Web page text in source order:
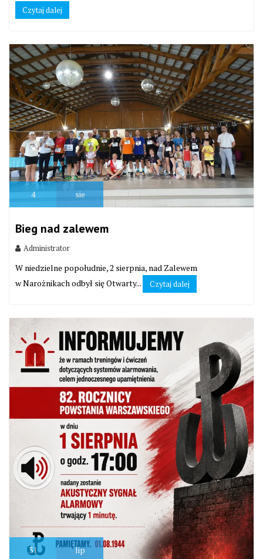
Czytaj dalej
4 sie
Bieg nad zalewem
Administrator
W niedzielne popołudnie, 2 sierpnia, nad Zalewem
w Narożnikach odbył się Otwarty...
Czytaj dalej
31 lip